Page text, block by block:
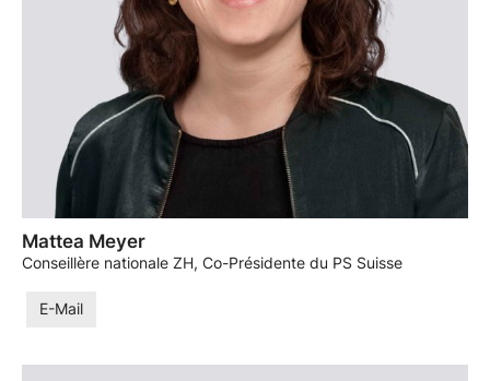
Mattea Meyer
Conseillère nationale ZH, Co-Présidente du PS Suisse
E-Mail